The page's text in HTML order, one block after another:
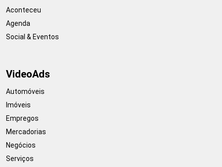
Aconteceu
Agenda
Social & Eventos
VideoAds
Automóveis
Imóveis
Empregos
Mercadorias
Negócios
Serviços